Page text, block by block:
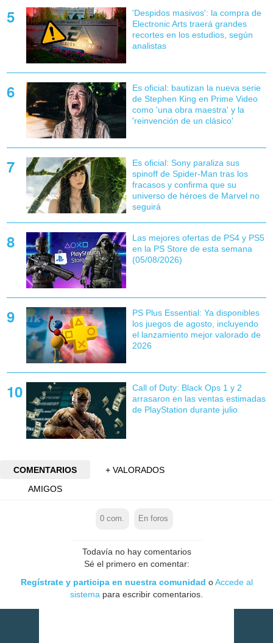
'Despidos masivos': la compra de
Electronic Arts traerá grandes
recortes en los estudios, según
analistas
Es oficial: bautizan la nueva serie
de Stephen King en Prime Video
como 'una obra maestra' y la
'reinvención de un clásico'
Es oficial: Sony paraliza sus
spinoff de Spider-Man tras los
fracasos y confirma que su
universo de héroes de Marvel no
seguirá
Las mejores ofertas de PS4 y PS5
en la PS Store de esta semana
(05/08/2026)
PS Plus Essential: Ya disponibles
los juegos de agosto, incluyendo
el lanzamiento mejor valorado de
2026
Call of Duty: Black Ops 1 y 2
arrasaron en las ventas estimadas
de PlayStation durante julio
COMENTARIOS
+ VALORADOS
AMIGOS
0 com. En foros
Todavía no hay comentarios
Sé el primero en comentar:
Regístrate y participa en nuestra comunidad oAccede al
sistema para escribir comentarios.